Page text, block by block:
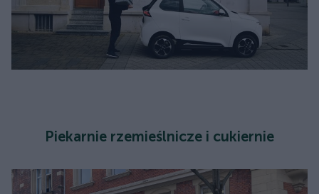
Piekarnie rzemieślnicze i cukiernie